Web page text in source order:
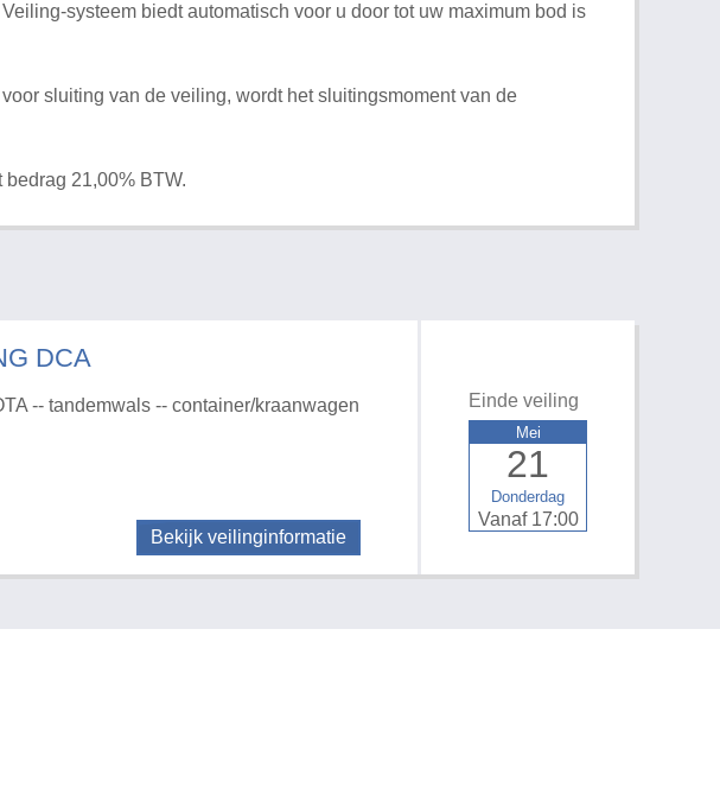
systeem biedt automatisch voor u door tot uw maximum bod is
sluiting van de veiling, wordt het sluitingsmoment van de
21,00% BTW.
DCA
-- tandemwals -- container/kraanwagen
Bekijk veilinginformatie
Einde veiling
Donderdag
21
Mei
Vanaf 17:00